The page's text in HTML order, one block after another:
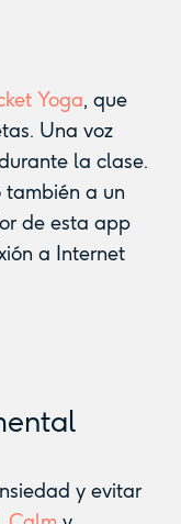
Yoga, que
Una voz
la clase.
también a un
de esta app
a Internet
y evitar